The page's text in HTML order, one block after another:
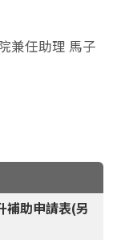
兼任助理 馬子
補助申請表(另